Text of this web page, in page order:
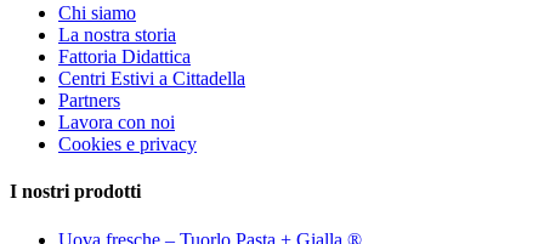
Chi siamo
La nostra storia
Fattoria Didattica
Centri Estivi a Cittadella
Partners
Lavora con noi
Cookies e privacy
I nostri prodotti
Uova fresche – Tuorlo Pasta + Gialla ®